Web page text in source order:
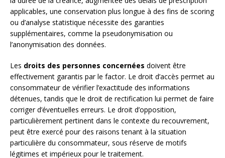
applicables, une conservation plus longue à des fins de scoring
ou d’analyse statistique nécessite des garanties
supplémentaires, comme la pseudonymisation ou
l’anonymisation des données.
Les droits des personnes concernées doivent être
effectivement garantis par le factor. Le droit d’accès permet au
consommateur de vérifier l’exactitude des informations
détenues, tandis que le droit de rectification lui permet de faire
corriger d’éventuelles erreurs. Le droit d’opposition,
particulièrement pertinent dans le contexte du recouvrement,
peut être exercé pour des raisons tenant à la situation
particulière du consommateur, sous réserve de motifs
légitimes et impérieux pour le traitement.